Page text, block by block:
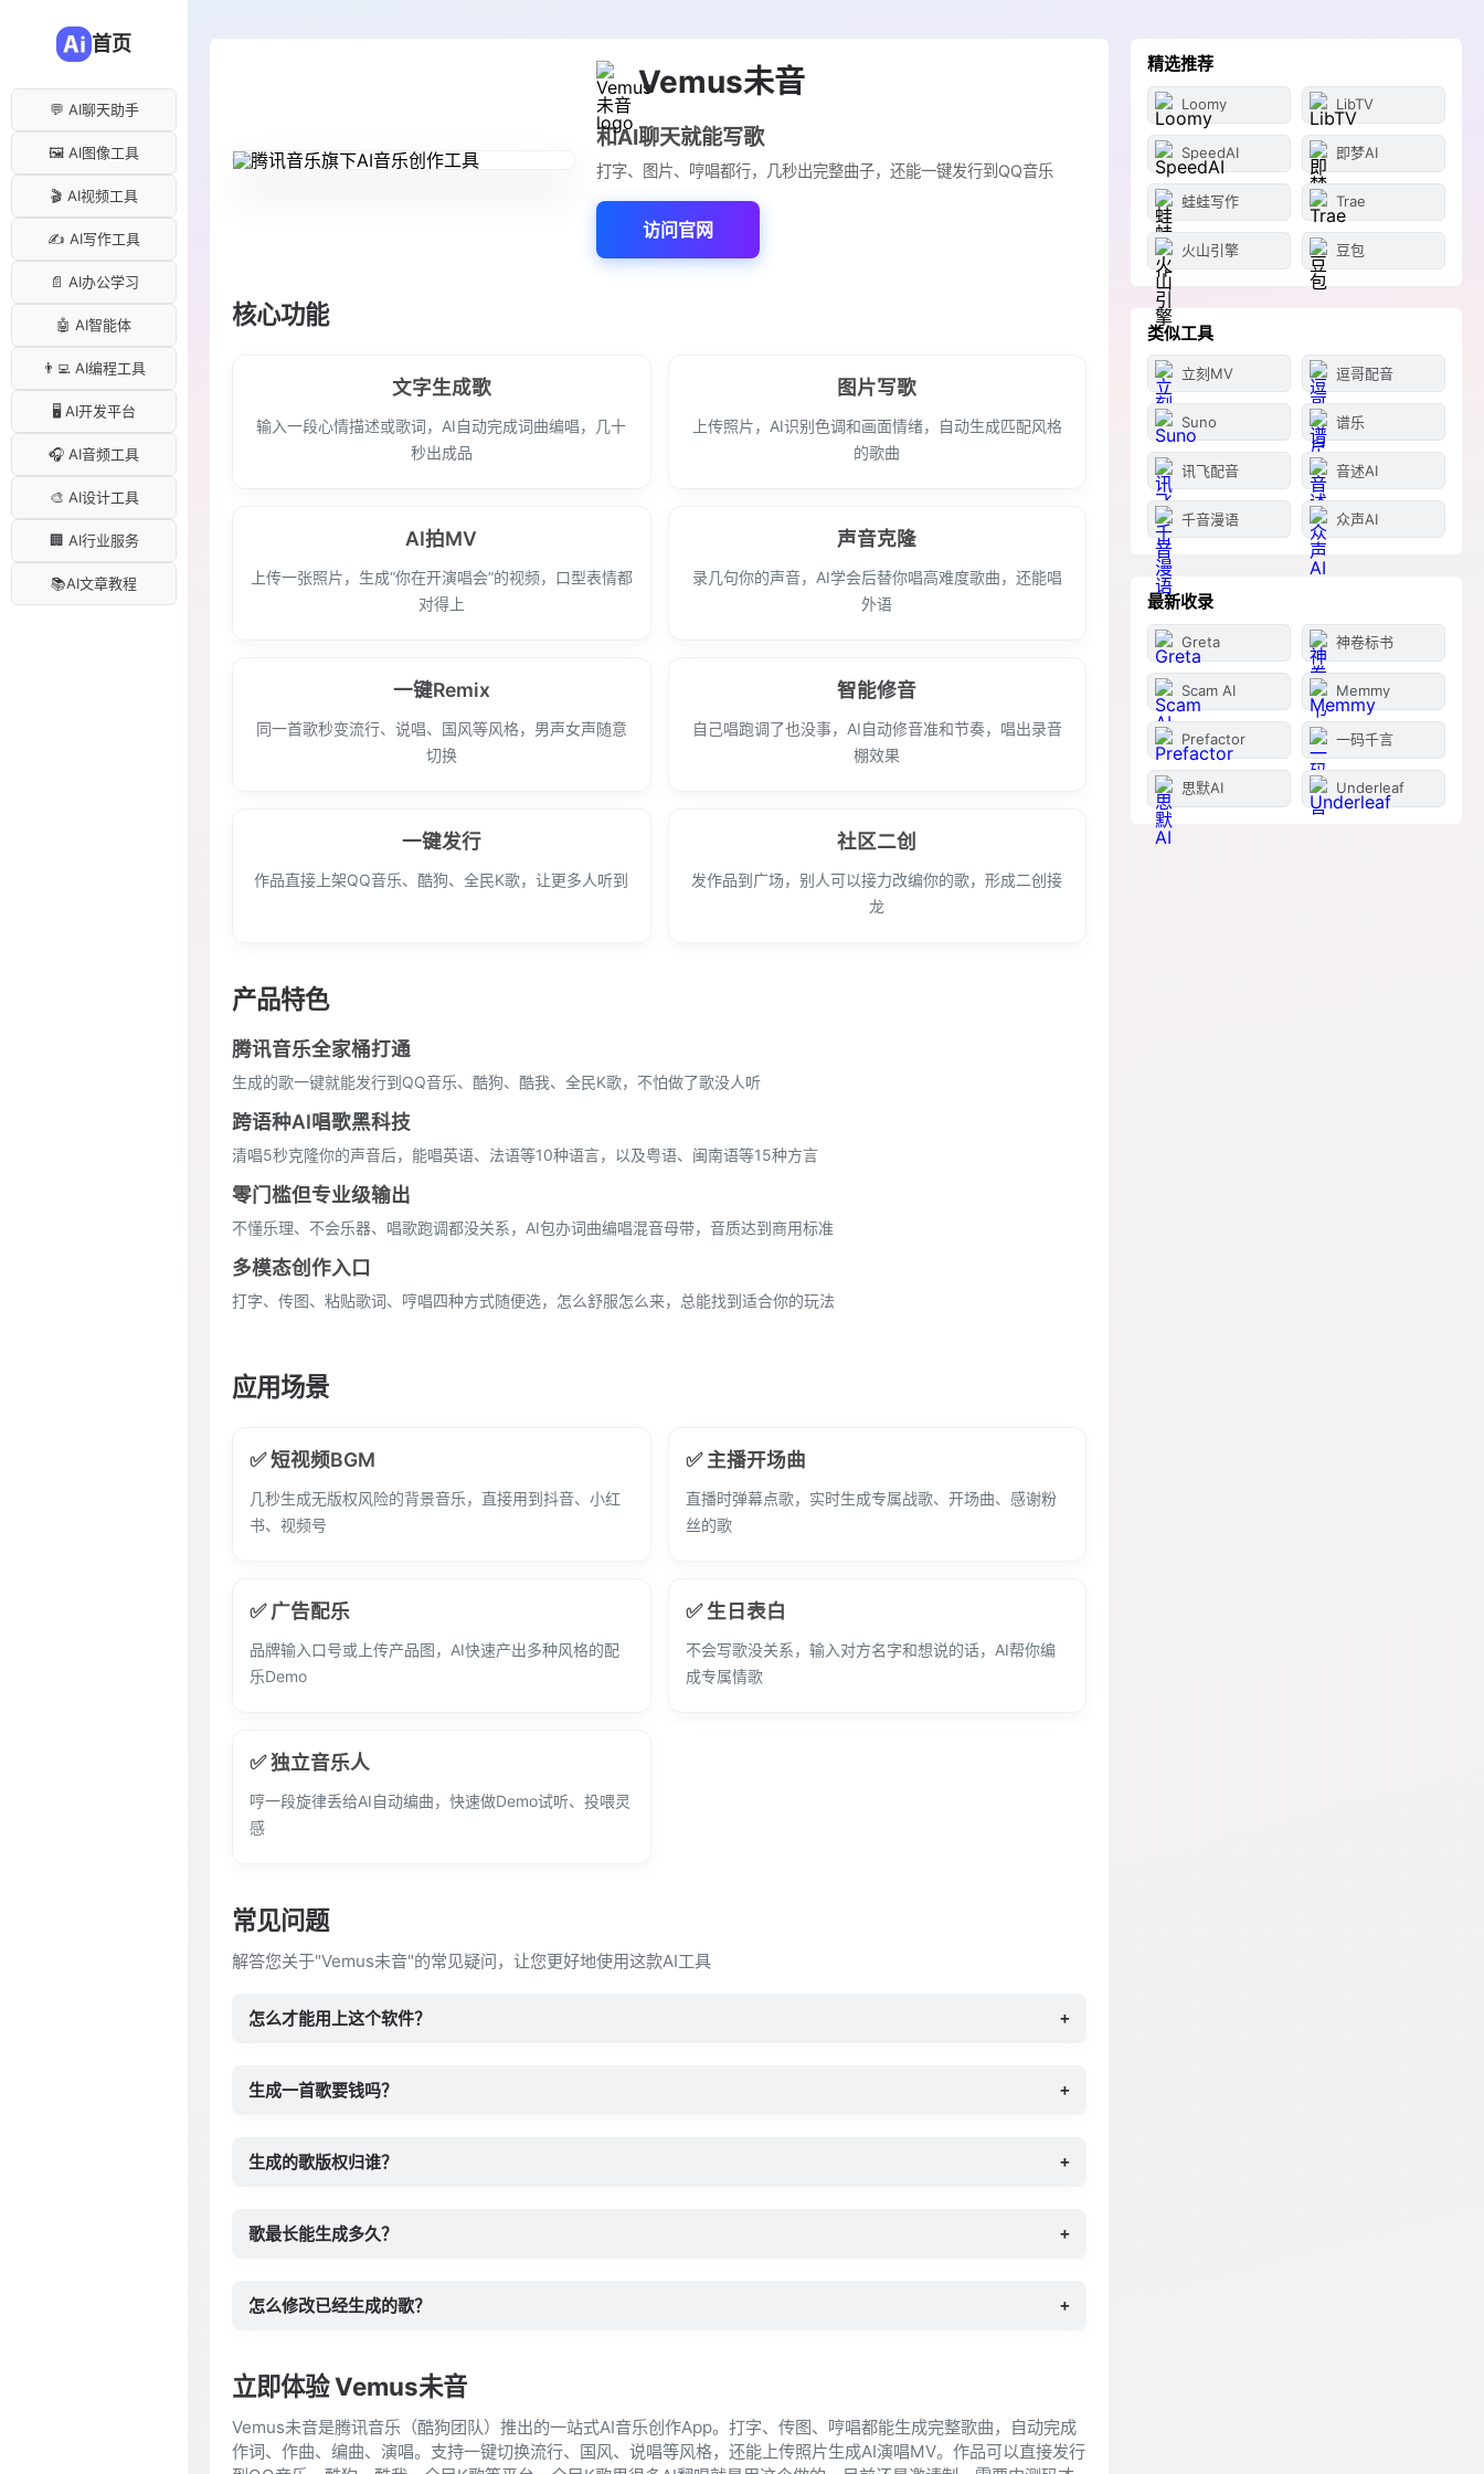
首页
💬 AI聊天助手
🖼️ AI图像工具
🎬 AI视频工具
✍️ AI写作工具
📄 AI办公学习
🤖 AI智能体
👨‍💻 AI编程工具
🖥️ AI开发平台
🎧 AI音频工具
🎨 AI设计工具
🏢 AI行业服务
📚AI文章教程
Vemus未音
和AI聊天就能写歌
打字、图片、哼唱都行，几秒出完整曲子，还能一键发行到QQ音乐
访问官网
核心功能
文字生成歌
输入一段心情描述或歌词，AI自动完成词曲编唱，几十
秒出成品
图片写歌
上传照片，AI识别色调和画面情绪，自动生成匹配风格
的歌曲
AI拍MV
上传一张照片，生成“你在开演唱会”的视频，口型表情都
对得上
声音克隆
录几句你的声音，AI学会后替你唱高难度歌曲，还能唱
外语
一键Remix
同一首歌秒变流行、说唱、国风等风格，男声女声随意
切换
智能修音
自己唱跑调了也没事，AI自动修音准和节奏，唱出录音
棚效果
一键发行
作品直接上架QQ音乐、酷狗、全民K歌，让更多人听到
社区二创
发作品到广场，别人可以接力改编你的歌，形成二创接
龙
产品特色
腾讯音乐全家桶打通
生成的歌一键就能发行到QQ音乐、酷狗、酷我、全民K歌，不怕做了歌没人听
跨语种AI唱歌黑科技
清唱5秒克隆你的声音后，能唱英语、法语等10种语言，以及粤语、闽南语等15种方言
零门槛但专业级输出
不懂乐理、不会乐器、唱歌跑调都没关系，AI包办词曲编唱混音母带，音质达到商用标准
多模态创作入口
打字、传图、粘贴歌词、哼唱四种方式随便选，怎么舒服怎么来，总能找到适合你的玩法
应用场景
✅ 短视频BGM
几秒生成无版权风险的背景音乐，直接用到抖音、小红
书、视频号
✅ 主播开场曲
直播时弹幕点歌，实时生成专属战歌、开场曲、感谢粉
丝的歌
✅ 广告配乐
品牌输入口号或上传产品图，AI快速产出多种风格的配
乐Demo
✅ 生日表白
不会写歌没关系，输入对方名字和想说的话，AI帮你编
成专属情歌
✅ 独立音乐人
哼一段旋律丢给AI自动编曲，快速做Demo试听、投喂灵
感
常见问题
解答您关于"Vemus未音"的常见疑问，让您更好地使用这款AI工具
怎么才能用上这个软件？ +
生成一首歌要钱吗？ +
生成的歌版权归谁？ +
歌最长能生成多久？ +
怎么修改已经生成的歌？ +
立即体验 Vemus未音
Vemus未音是腾讯音乐（酷狗团队）推出的一站式AI音乐创作App。打字、传图、哼唱都能生成完整歌曲，自动完成
作词、作曲、编曲、演唱。支持一键切换流行、国风、说唱等风格，还能上传照片生成AI演唱MV。作品可以直接发行
精选推荐
Loomy LibTV
SpeedAI 即梦AI
蛙蛙写作 Trae
火山引擎 豆包
类似工具
立刻MV 逗哥配音
Suno 谱乐
讯飞配音 音述AI
千音漫语 众声AI
最新收录
Greta 神卷标书
Scam AI Memmy
Prefactor 一码千言
思默AI Underleaf